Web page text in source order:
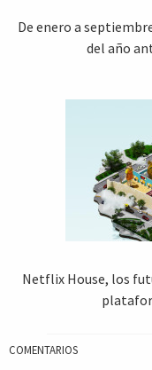
De enero a
del año
Netflix House, los
COMENTARIOS